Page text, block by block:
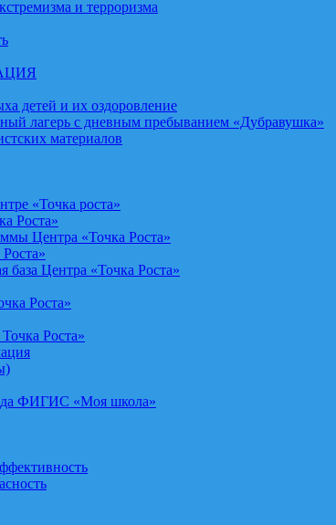
и терроризма
детей и их оздоровление
лагерь с дневным пребыванием «Дубравушка»
материалов
«Точка роста»
Роста»
Центра «Точка Роста»
база Центра «Точка Роста»
Роста»
Роста»
ФИГИС «Моя школа»